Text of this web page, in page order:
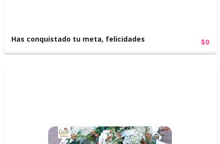
Has conquistado tu meta, felicidades $0